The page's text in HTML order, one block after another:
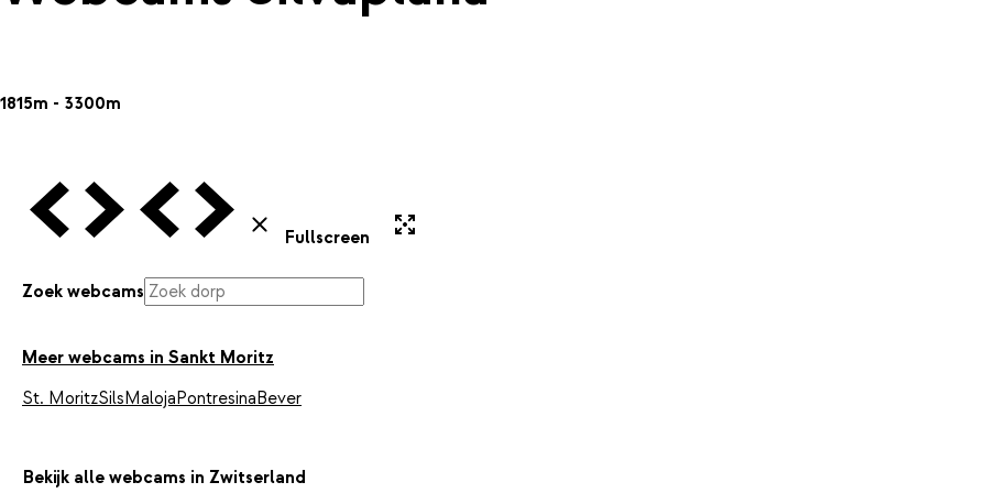
1815m - 3300m
Vorige Webcam
Volgende Webcam
Vorige Webcam
Volgende Webcam
Sluiten
Fullscreen
Zoek webcams
Meer webcams in Sankt Moritz
St. MoritzSilsMalojaPontresinaBever
Bekijk alle webcams in Zwitserland